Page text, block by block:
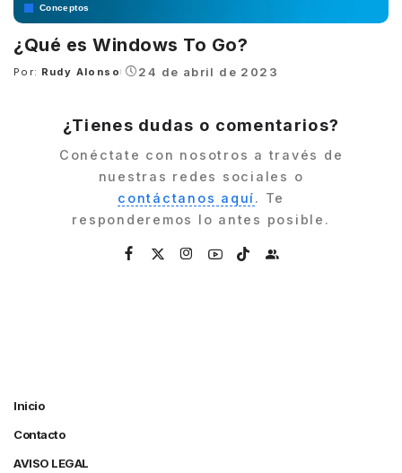
Conceptos
¿Qué es Windows To Go?
Posted
Por: Rudy Alonso 24 de abril de 2023
¿Tienes dudas o comentarios?
Conéctate con nosotros a través de
nuestras redes sociales o
contáctanos aquí. Te
responderemos lo antes posible.
Inicio
Contacto
AVISO LEGAL